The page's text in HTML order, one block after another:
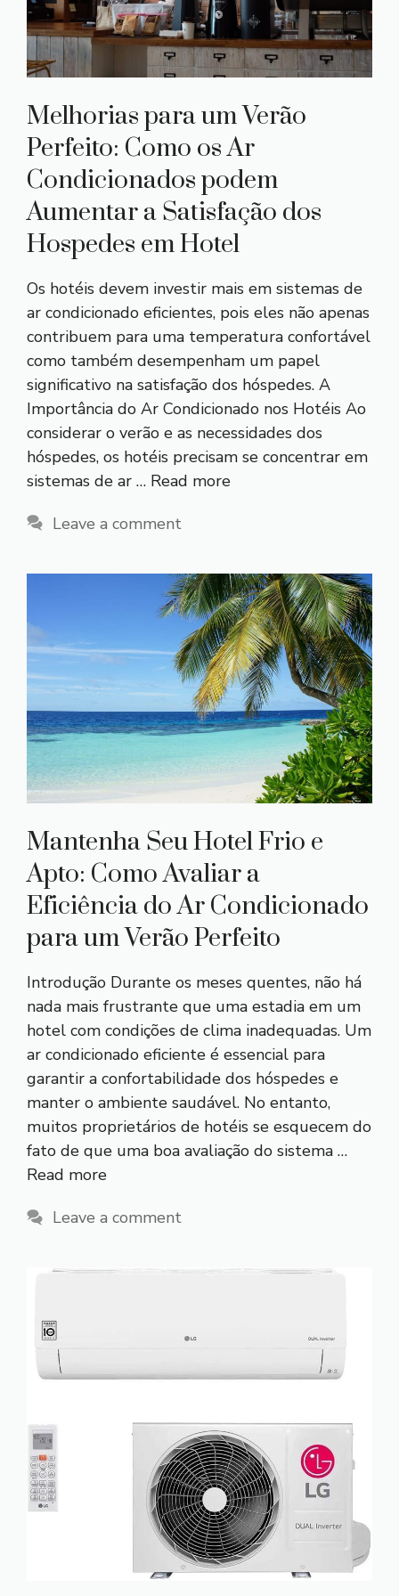
Melhorias para um Verão
Perfeito: Como os Ar
Condicionados podem
Aumentar a Satisfação dos
Hospedes em Hotel
Os hotéis devem investir mais em sistemas de
ar condicionado eficientes, pois eles não apenas
contribuem para uma temperatura confortável
como também desempenham um papel
significativo na satisfação dos hóspedes. A
Importância do Ar Condicionado nos Hotéis Ao
considerar o verão e as necessidades dos
hóspedes, os hotéis precisam se concentrar em
sistemas de ar … Read more
Leave a comment
Mantenha Seu Hotel Frio e
Apto: Como Avaliar a
Eficiência do Ar Condicionado
para um Verão Perfeito
Introdução Durante os meses quentes, não há
nada mais frustrante que uma estadia em um
hotel com condições de clima inadequadas. Um
ar condicionado eficiente é essencial para
garantir a confortabilidade dos hóspedes e
manter o ambiente saudável. No entanto,
muitos proprietários de hotéis se esquecem do
fato de que uma boa avaliação do sistema …
Read more
Leave a comment